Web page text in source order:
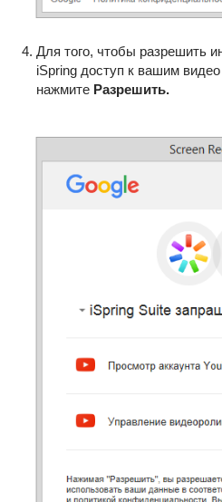
Для того, чтобы разрешить
iSpring доступ к вашим
нажмите Разрешить.